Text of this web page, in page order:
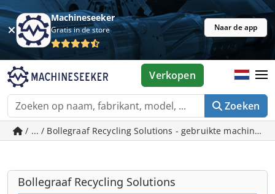
Machineseeker
Gratis in de store Naar de app
Zoeken
Verkopen
/ ... / Bollegraaf Recycling Solutions - gebruikte machines
Bollegraaf Recycling Solutions